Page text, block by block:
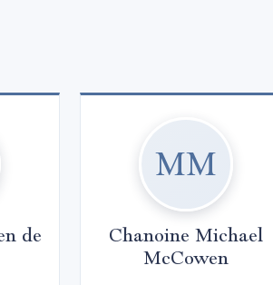
de
MM
Chanoine Michael
McCowen